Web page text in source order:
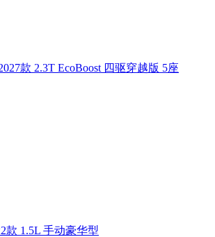
款 2.3T EcoBoost 四驱穿越版 5座
款 1.5L 手动豪华型